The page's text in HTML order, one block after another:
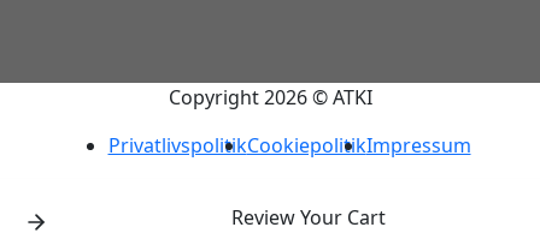
Copyright 2026 © ATKI
PrivatlivspolitikCookiepolitikImpressum
Review Your Cart